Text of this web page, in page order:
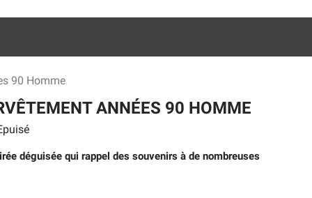
90 Homme
ANNÉES 90 HOMME
déguisée qui rappel des souvenirs à de nombreuses